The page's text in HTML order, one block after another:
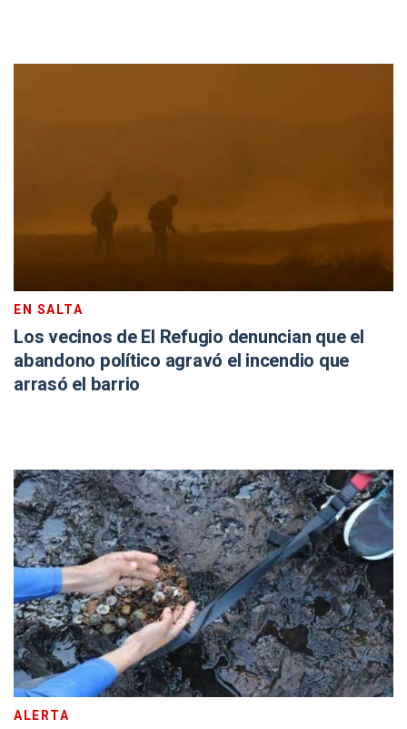
EN SALTA
Los vecinos de El Refugio denuncian que el
abandono político agravó el incendio que
arrasó el barrio
ALERTA